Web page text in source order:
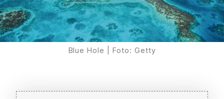
Blue Hole | Foto: Getty